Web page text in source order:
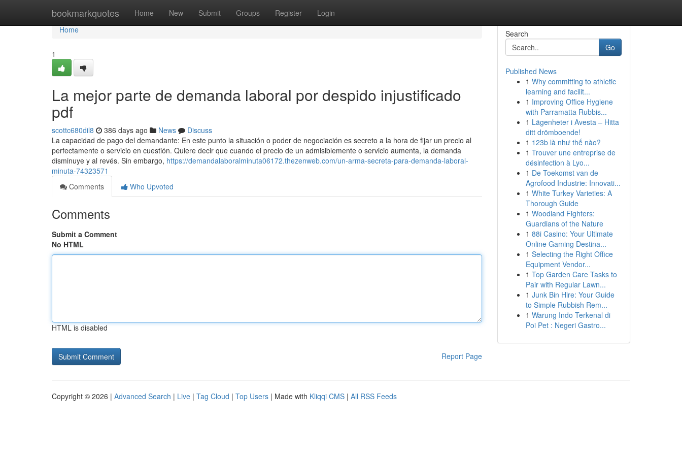
bookmarkquotes Home New Submit Groups Register Login
Home
Home
1
La mejor parte de demanda laboral por despido injustificado
pdf
scottc680dil8 386 days ago News
Discuss
La capacidad de pago del demandante: En este punto la situación o poder de negociación es secreto a la hora de fijar un precio al
perfectamente o servicio en cuestión. Quiere decir que cuando el precio de un admisiblemente o servicio aumenta, la demanda
disminuye y al revés. Sin embargo, https://demandalaboralminuta06172.thezenweb.com/un-arma-secreta-para-demanda-laboral-
minuta-74323571
Comments
Who Upvoted
Comments
Submit a Comment
No HTML
HTML is disabled
Report Page
Search
Go
Published News
1 Why committing to athletic
learning and facilit...
1 Improving Office Hygiene
with Parramatta Rubbis...
1 Lägenheter i Avesta – Hitta
ditt drömboende!
1 123b là như thế nào?
1 Trouver une entreprise de
désinfection à Lyo...
1 De Toekomst van de
Agrofood Industrie: Innovati...
1 White Turkey Varieties: A
Thorough Guide
1 Woodland Fighters:
Guardians of the Nature
1 88i Casino: Your Ultimate
Online Gaming Destina...
1 Selecting the Right Office
Equipment Vendor...
1 Top Garden Care Tasks to
Pair with Regular Lawn...
1 Junk Bin Hire: Your Guide
to Simple Rubbish Rem...
1 Warung Indo Terkenal di
Poi Pet : Negeri Gastro...
Copyright © 2026 | Advanced Search | Live | Tag Cloud | Top Users | Made with Kliqqi CMS | All RSS Feeds